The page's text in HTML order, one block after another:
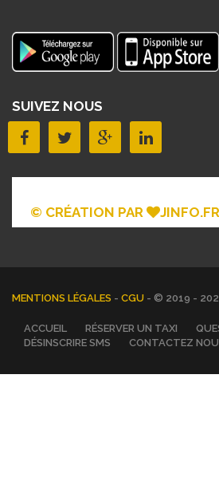
SUIVEZ NOUS
© CRÉATION PAR JINFO.FR
MENTIONS LÉGALES - CGU - © 2019 -
ACCUEIL RÉSERVER UN TAXI
DÉSINSCRIRE SMS
CONTACTEZ